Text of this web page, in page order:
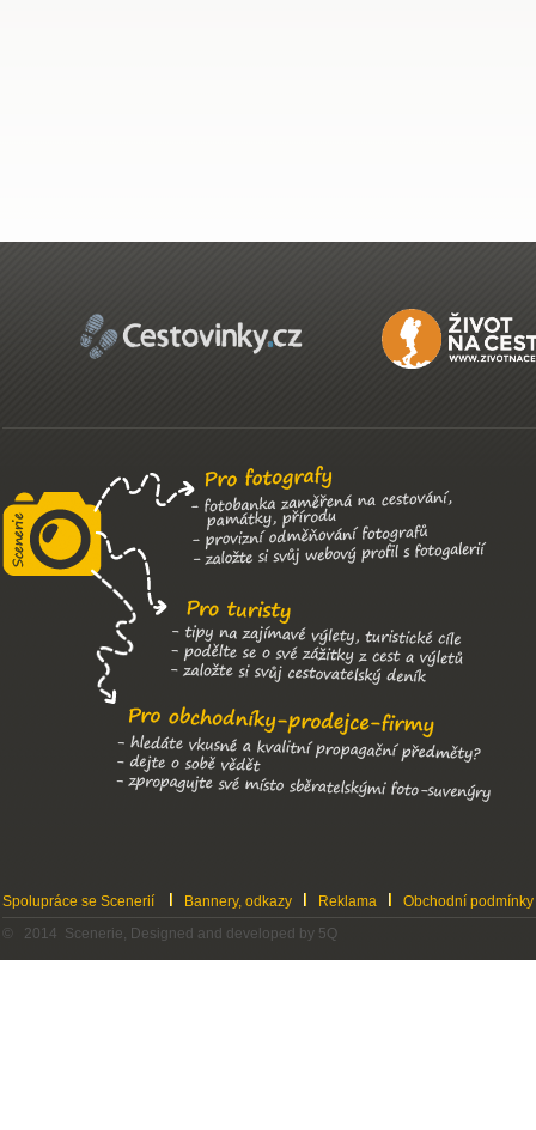
Spolupráce se Scenerií Bannery, odkazy Reklama
Obchodní podmínky
© 2014 Scenerie, Designed and developed by 5Q